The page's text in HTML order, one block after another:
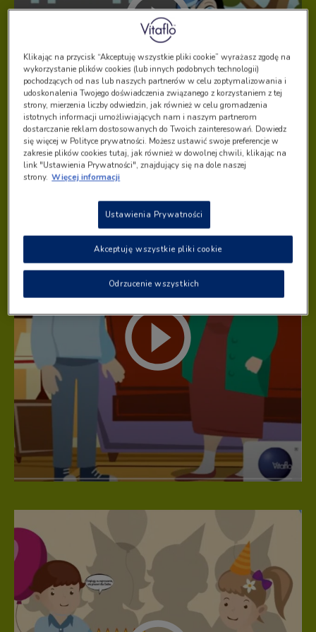
Klikając na przycisk “Akceptuję wszystkie pliki cookie” wyrażasz zgodę na
wykorzystanie plików cookies (lub innych podobnych technologii)
pochodzących od nas lub naszych partnerów w celu zoptymalizowania i
udoskonalenia Twojego doświadczenia związanego z korzystaniem z tej
strony, mierzenia liczby odwiedzin, jak również w celu gromadzenia
istotnych informacji umożliwiających nam i naszym partnerom
dostarczanie reklam dostosowanych do Twoich zainteresowań. Dowiedz
się więcej w Polityce prywatności. Możesz ustawić swoje preferencje w
zakresie plików cookies tutaj, jak również w dowolnej chwili, klikając na
link "Ustawienia Prywatności", znajdujący się na dole naszej
strony. Więcej informacji
Ustawienia Prywatności
Odrzucenie wszystkich
Akceptuję wszystkie pliki cookie